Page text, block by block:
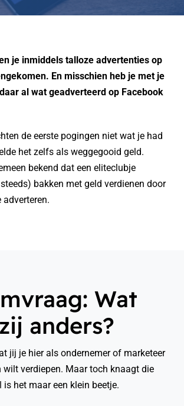
je inmiddels talloze advertenties op
En misschien heb je met je
al wat geadverteerd op Facebook
de eerste pogingen niet wat je had
het zelfs als weggegooid geld.
bekend dat een eliteclubje
bakken met geld verdienen door
adverteren.
Wat
anders?
jij je hier als ondernemer of marketeer
wilt verdiepen. Maar toch knaagt die
is het maar een klein beetje.